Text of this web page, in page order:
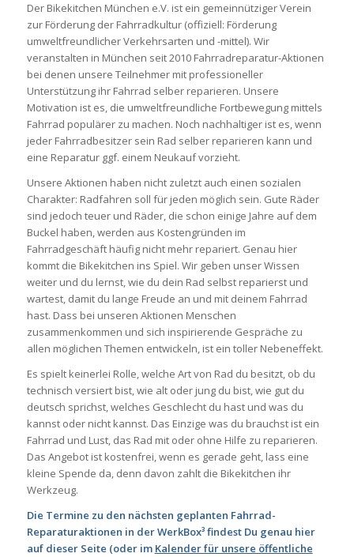
Der Bikekitchen München e.V. ist ein gemeinnütziger Verein
zur Förderung der Fahrradkultur (offiziell: Förderung
umweltfreundlicher Verkehrsarten und -mittel). Wir
veranstalten in München seit 2010 Fahrradreparatur-Aktionen
bei denen unsere Teilnehmer mit professioneller
Unterstützung ihr Fahrrad selber reparieren. Unsere
Motivation ist es, die umweltfreundliche Fortbewegung mittels
Fahrrad populärer zu machen. Noch nachhaltiger ist es, wenn
jeder Fahrradbesitzer sein Rad selber reparieren kann und
eine Reparatur ggf. einem Neukauf vorzieht.
Unsere Aktionen haben nicht zuletzt auch einen sozialen
Charakter: Radfahren soll für jeden möglich sein. Gute Räder
sind jedoch teuer und Räder, die schon einige Jahre auf dem
Buckel haben, werden aus Kostengründen im
Fahrradgeschäft häufig nicht mehr repariert. Genau hier
kommt die Bikekitchen ins Spiel. Wir geben unser Wissen
weiter und du lernst, wie du dein Rad selbst reparierst und
wartest, damit du lange Freude an und mit deinem Fahrrad
hast. Dass bei unseren Aktionen Menschen
zusammenkommen und sich inspirierende Gespräche zu
allen möglichen Themen entwickeln, ist ein toller Nebeneffekt.
Es spielt keinerlei Rolle, welche Art von Rad du besitzt, ob du
technisch versiert bist, wie alt oder jung du bist, wie gut du
deutsch sprichst, welches Geschlecht du hast und was du
kannst oder nicht kannst. Das Einzige was du brauchst ist ein
Fahrrad und Lust, das Rad mit oder ohne Hilfe zu reparieren.
Das Angebot ist kostenfrei, wenn es gerade geht, lass eine
kleine Spende da, denn davon zahlt die Bikekitchen ihr
Werkzeug.
Die Termine zu den nächsten geplanten Fahrrad-
Reparaturaktionen in der WerkBox³ findest Du genau hier
auf dieser Seite (oder im Kalender für unsere öffentliche